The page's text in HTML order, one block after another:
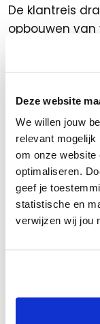
Deze website
We willen jouw
relevant
om onze website
optimaliseren.
geef je
statistische en
verwijzen wij jou
De klantreis
opbouwen van
De winkel
Transitie van
engagement.